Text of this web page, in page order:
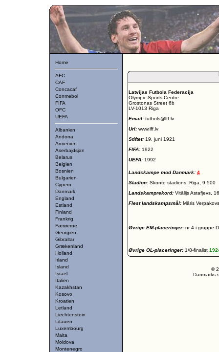
Home
AFC
CAF
Concacaf
Conmebol
FIFA
OFC
UEFA
Albanien
Andorra
Armenien
Aserbajdsjan
Belarus
Belgien
Bosnien
Bulgarien
Cypern
Danmark
England
Estland
Finland
Frankrig
Færøerne
Georgien
Gibraltar
Grækenland
Holland
Irland
Island
Israel
Italien
Kazakhstan
Kosovo
Kroatien
Letland
Liechtenstein
Litauen
Luxembourg
Malta
Moldova
Montenegro
Latvijas Futbola Federacija
Olympic Sports Centre
Grostonas Street 6b
LV-1013 Riga
Email: futbols@lff.lv
Url: www.lff.lv
Stiftet: 19. juni 1921
FIFA: 1922
UEFA: 1992
Landskampe mod Danmark: 4
Stadion: Skonto stadions, Riga, 9.500
Landskamprekord: Vitālijs Astafjevs,
Flest landskampsmål: Māris
Øvrige EM-placeringer: nr 4 i gruppe
Øvrige OL-placeringer: 1/8-finalist
©
Danmarks